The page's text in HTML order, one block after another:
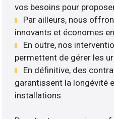
vos besoins pour
Par ailleurs, nous
innovants et économes
En outre, nos
permettent de gérer les
En définitive, des
garantissent la longévité
installations.